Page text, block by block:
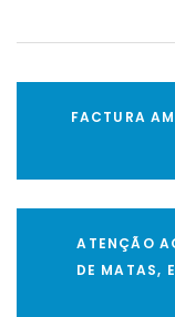
FACTURA
ATENÇÃO
DE MATAS,